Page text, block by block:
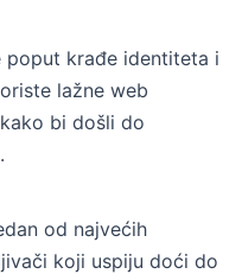
poput krađe identiteta i
lažne web
bi došli do
od najvećih
koji uspiju doći do